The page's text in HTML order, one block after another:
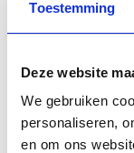
Toestemming
Deze website
We gebruiken
personaliseren,
en om ons